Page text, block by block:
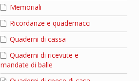
Memoriali
Ricordanze e quadernacci
Quaderni di cassa
Quaderni di ricevute e
mandate di balle